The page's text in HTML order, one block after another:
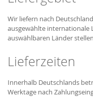
Wir liefern nach
ausgewählte internationale
auswählbaren Länder
Lieferzeiten
Innerhalb Deutschlands
Werktage nach